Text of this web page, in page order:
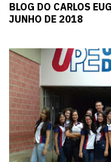
BLOG DO CARLOS
JUNHO DE 2018